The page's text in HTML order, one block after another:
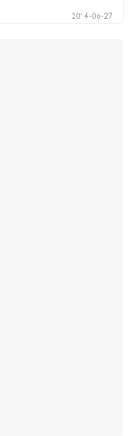
2014-06-27